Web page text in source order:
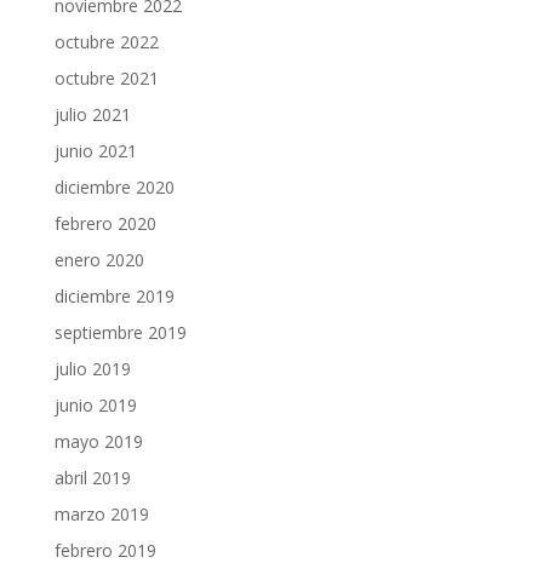
noviembre 2022
octubre 2022
octubre 2021
julio 2021
junio 2021
diciembre 2020
febrero 2020
enero 2020
diciembre 2019
septiembre 2019
julio 2019
junio 2019
mayo 2019
abril 2019
marzo 2019
febrero 2019